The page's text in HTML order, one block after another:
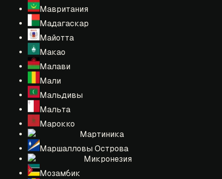
Мавритания
Мадагаскар
Майотта
Макао
Малави
Мали
Мальдивы
Мальта
Марокко
Мартиника
Маршалловы Острова
Микронезия
Мозамбик